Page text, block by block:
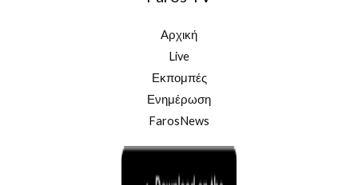
Αρχική
Live
Εκπομπές
Ενημέρωση
FarosNews